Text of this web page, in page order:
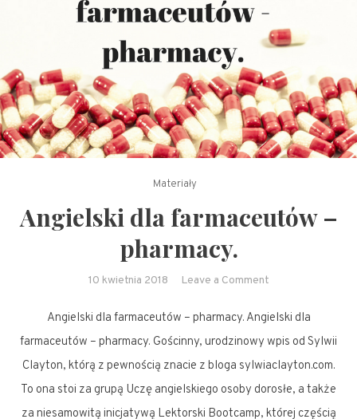
Materiały
Angielski dla farmaceutów –
pharmacy.
10 kwietnia 2018 Leave a Commenton
dla
farmaceutów
–
Angielski dla farmaceutów – pharmacy. Angielski dla
farmaceutów – pharmacy. Gościnny, urodzinowy wpis od Sylwii
Clayton, którą z pewnością znacie z bloga sylwiaclayton.com.
To ona stoi za grupą Uczę angielskiego osoby dorosłe, a także
za niesamowitą inicjatywą Lektorski Bootcamp, której częścią